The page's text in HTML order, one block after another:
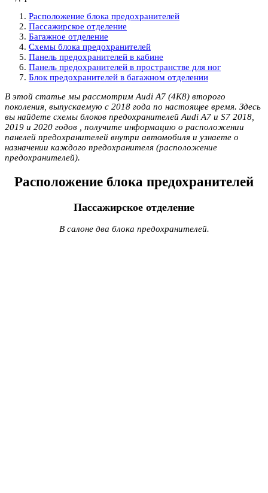
Расположение блока предохранителей
Пассажирское отделение
Багажное отделение
Схемы блока предохранителей
Панель предохранителей в кабине
Панель предохранителей в пространстве для ног
Блок предохранителей в багажном отделении
В этой статье мы рассмотрим Audi A7 (4K8) второго
поколения, выпускаемую с 2018 года по настоящее время. Здесь
вы найдете схемы блоков предохранителей Audi A7 и S7 2018,
2019 и 2020 годов , получите информацию о расположении
панелей предохранителей внутри автомобиля и узнаете о
назначении каждого предохранителя (расположение
предохранителей).
Расположение блока предохранителей
Пассажирское отделение
В салоне два блока предохранителей.